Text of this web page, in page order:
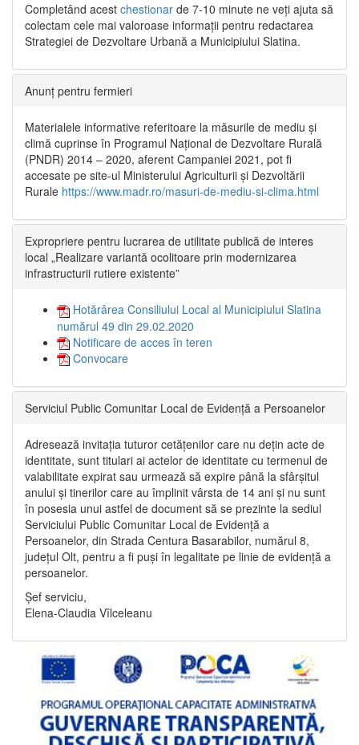
Completând acest chestionar de 7-10 minute ne veți ajuta să
colectam cele mai valoroase informații pentru redactarea
Strategiei de Dezvoltare Urbană a Municipiului Slatina.
Anunț pentru fermieri
Materialele informative referitoare la măsurile de mediu și
climă cuprinse în Programul Național de Dezvoltare Rurală
(PNDR) 2014 – 2020, aferent Campaniei 2021, pot fi
accesate pe site-ul Ministerului Agriculturii și Dezvoltării
Rurale https://www.madr.ro/masuri-de-mediu-si-clima.html
Expropriere pentru lucrarea de utilitate publică de interes
local „Realizare variantă ocolitoare prin modernizarea
infrastructurii rutiere existente”
Hotărârea Consiliului Local al Municipiului Slatina
numărul 49 din 29.02.2020
Notificare de acces în teren
Convocare
Serviciul Public Comunitar Local de Evidență a Persoanelor
Adresează invitația tuturor cetățenilor care nu dețin acte de
identitate, sunt titulari ai actelor de identitate cu termenul de
valabilitate expirat sau urmează să expire până la sfârșitul
anului și tinerilor care au împlinit vârsta de 14 ani și nu sunt
în posesia unui astfel de document să se prezinte la sediul
Serviciului Public Comunitar Local de Evidență a
Persoanelor, din Strada Centura Basarabilor, numărul 8,
județul Olt, pentru a fi puși în legalitate pe linie de evidență a
persoanelor.
Șef serviciu,
Elena-Claudia Vîlceleanu